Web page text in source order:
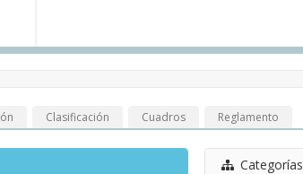
Clasificación Cuadros Reglamento
Categorías